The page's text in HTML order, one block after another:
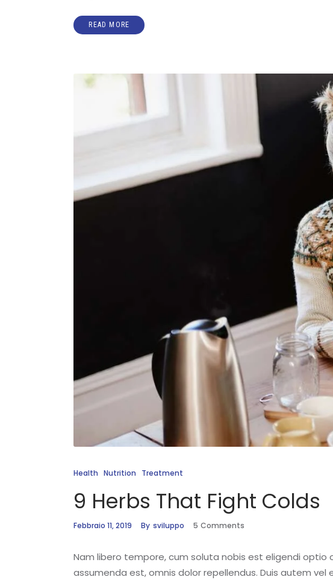
READ MORE
Health Nutrition Treatment
9 Herbs That Fight Colds
Febbraio 11, 2019 By sviluppo 5 Comments
Nam libero tempore, cum soluta nobis est eligendi
assumenda est, omnis dolor repellendus. Duis autem